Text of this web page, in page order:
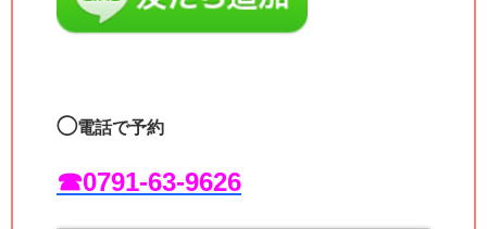
◯電話で予約
☎︎0791-63-9626